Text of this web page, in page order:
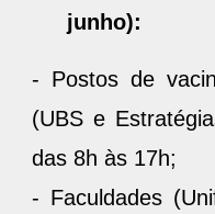
junho):
- Postos de
(UBS e
das 8h às 17h;
- Faculdades